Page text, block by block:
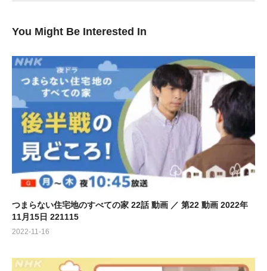
You Might Be Interested In
つまらない住宅地のすべての家 22話 動画 ／ 第22 動画 2022年
11月15日 221115
2022-11-16